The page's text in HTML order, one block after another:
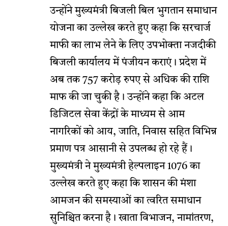
उन्होंने मुख्यमंत्री बिजली बिल भुगतान समाधान
योजना का उल्लेख करते हुए कहा कि सरचार्ज
माफी का लाभ लेने के लिए उपभोक्ता नजदीकी
बिजली कार्यालय में पंजीयन कराएं। प्रदेश में
अब तक 757 करोड़ रुपए से अधिक की राशि
माफ की जा चुकी है। उन्होंने कहा कि अटल
डिजिटल सेवा केंद्रों के माध्यम से आम
नागरिकों को आय, जाति, निवास सहित विभिन्न
प्रमाण पत्र आसानी से उपलब्ध हो रहे हैं।
मुख्यमंत्री ने मुख्यमंत्री हेल्पलाइन 1076 का
उल्लेख करते हुए कहा कि शासन की मंशा
आमजन की समस्याओं का त्वरित समाधान
सुनिश्चित करना है। खाता विभाजन, नामांतरण,